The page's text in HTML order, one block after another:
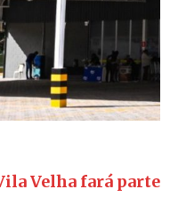
Velha fará parte